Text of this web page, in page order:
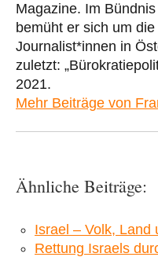
Magazine. Im
bemüht er sich um
Journalist*innen in
zuletzt:
2021.
Mehr Beiträge von
Ähnliche Beiträge:
Israel – Volk, Land
Rettung Israels